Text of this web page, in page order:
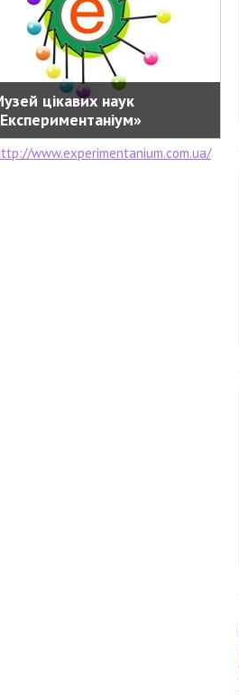
цікавих наук
www.experimentanium.com.ua/